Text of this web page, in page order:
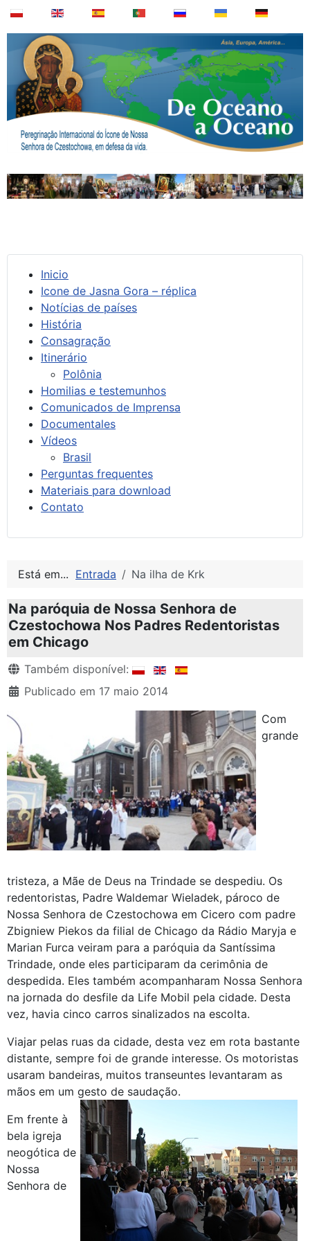
Inicio
Icone de Jasna Gora – réplica
Notícias de países
História
Consagração
Itinerário
Polônia
Homilias e testemunhos
Comunicados de Imprensa
Documentales
Vídeos
Brasil
Perguntas frequentes
Materiais para download
Contato
Está em... Entrada Na ilha de Krk
Na paróquia de Nossa Senhora de
Czestochowa Nos Padres Redentoristas
em Chicago
Detalhes
Também disponível:
Publicado em 17 maio 2014
Com
grande
tristeza, a Mãe de Deus na Trindade se despediu. Os
redentoristas, Padre Waldemar Wieladek, pároco de
Nossa Senhora de Czestochowa em Cicero com padre
Zbigniew Piekos da filial de Chicago da Rádio Maryja e
Marian Furca veiram para a paróquia da Santíssima
Trindade, onde eles participaram da cerimônia de
despedida. Eles também acompanharam Nossa Senhora
na jornada do desfile da Life Mobil pela cidade. Desta
vez, havia cinco carros sinalizados na escolta.
Viajar pelas ruas da cidade, desta vez em rota bastante
distante, sempre foi de grande interesse. Os motoristas
usaram bandeiras, muitos transeuntes levantaram as
mãos em um gesto de saudação.
Em frente à
bela igreja
neogótica de
Nossa
Senhora de